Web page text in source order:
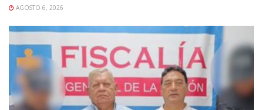
AGOSTO 6, 2026